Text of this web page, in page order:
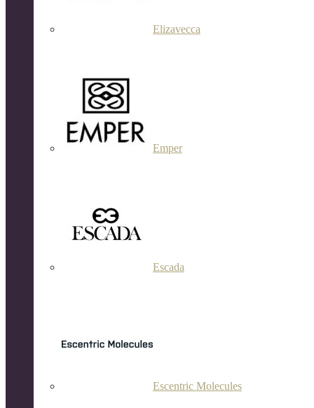
Elizavecca
Emper
Escada
Escentric Molecules